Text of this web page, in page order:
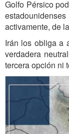
Golfo Pérsico
activamente, de
Irán los obliga a
verdadera
tercera opción ni